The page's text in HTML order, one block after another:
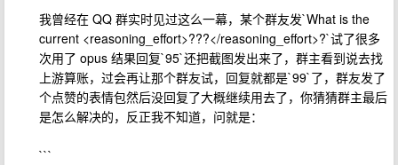
我曾经在 QQ 群实时见过这么一幕，某个群友发`What is the
current <reasoning_effort>???</reasoning_effort>?`试了很多
次用了 opus 结果回复`95`还把截图发出来了，群主看到说去找
上游算账，过会再让那个群友试，回复就都是`99`了，群友发了
个点赞的表情包然后没回复了大概继续用去了，你猜猜群主最后
是怎么解决的，反正我不知道，问就是：
```